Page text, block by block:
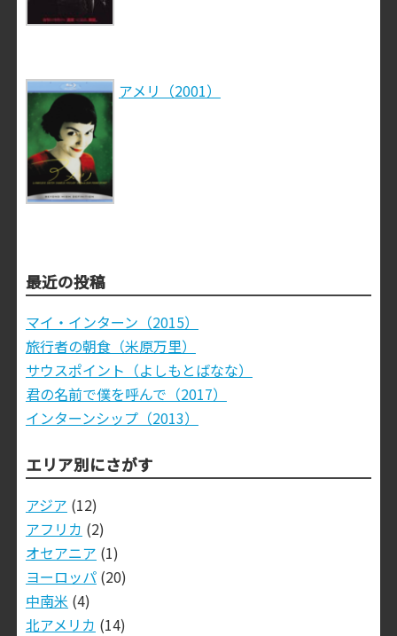
アメリ（2001）
最近の投稿
マイ・インターン（2015）
旅行者の朝食（米原万里）
サウスポイント（よしもとばなな）
君の名前で僕を呼んで（2017）
インターンシップ（2013）
エリア別にさがす
アジア (12)
アフリカ (2)
オセアニア (1)
ヨーロッパ(20)
中南米 (4)
北アメリカ (14)